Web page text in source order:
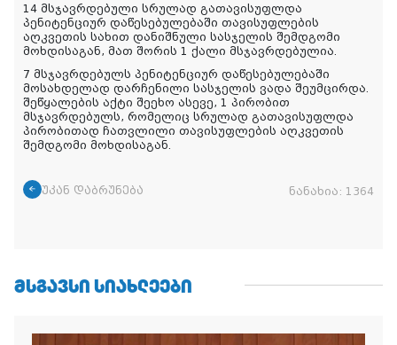
14 მსჯავრდებული სრულად გათავისუფლდა
პენიტენციურ დაწესებულებაში თავისუფლების
აღკვეთის სახით დანიშნული სასჯელის შემდგომი
მოხდისაგან, მათ შორის 1 ქალი მსჯავრდებულია.
7 მსჯავრდებულს პენიტენციურ დაწესებულებაში
მოსახდელად დარჩენილი სასჯელის ვადა შეუმცირდა.
შეწყალების აქტი შეეხო ასევე, 1 პირობით
მსჯავრდებულს, რომელიც სრულად გათავისუფლდა
პირობითად ჩათვლილი თავისუფლების აღკვეთის
შემდგომი მოხდისაგან.
უკან დაბრუნება ნანახია: 1364
ᲛᲡᲒᲐᲕᲡᲘ ᲡᲘᲐᲮᲚᲔᲔᲑᲘ